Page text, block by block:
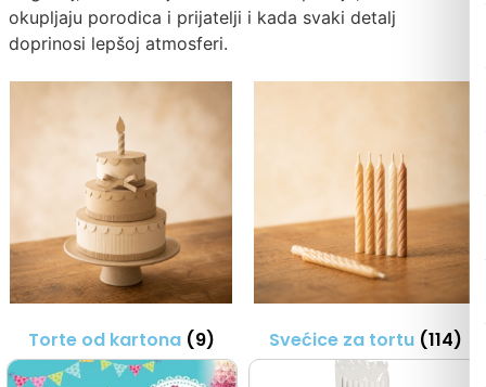
okupljaju porodica i prijatelji i kada svaki detalj
doprinosi lepšoj atmosferi.
Torte od kartona (9) Svećice za tortu (114)